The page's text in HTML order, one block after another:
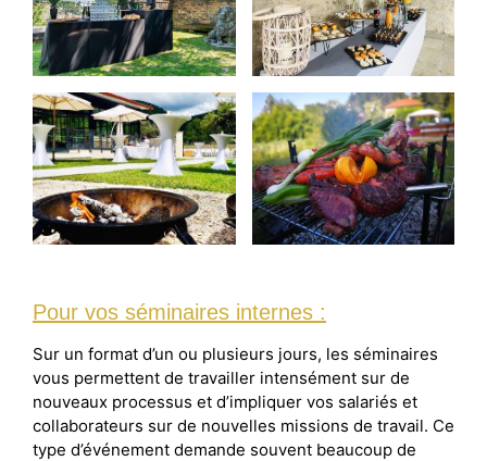
Pour vos séminaires internes :
Sur un format d’un ou plusieurs jours, les séminaires
vous permettent de travailler intensément sur de
nouveaux processus et d’impliquer vos salariés et
collaborateurs sur de nouvelles missions de travail. Ce
type d’événement demande souvent beaucoup de